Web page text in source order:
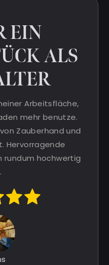
EIN
ALS
Arbeitsfläche,
mehr benutze.
Zauberhand und
Hervorragende
rundum hochwertig